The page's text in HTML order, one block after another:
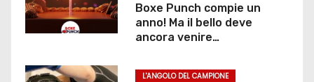
Boxe Punch compie un
anno! Ma il bello deve
ancora venire…
L'ANGOLO DEL CAMPIONE